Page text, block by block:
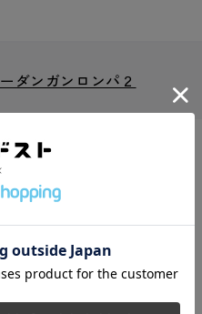
ダンガンロンパ２
３ みんなのコロシアイ
場です。
んなのコロシアイ新学期』
せてフレーミングしたデ